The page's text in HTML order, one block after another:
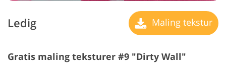
Ledig Maling tekstur
Gratis maling teksturer #9 "Dirty Wall"